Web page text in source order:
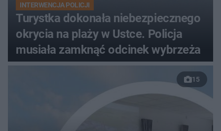
INTERWENCJA POLICJI
Turystka dokonała niebezpiecznego
okrycia na plaży w Ustce. Policja
musiała zamknąć odcinek wybrzeża
15